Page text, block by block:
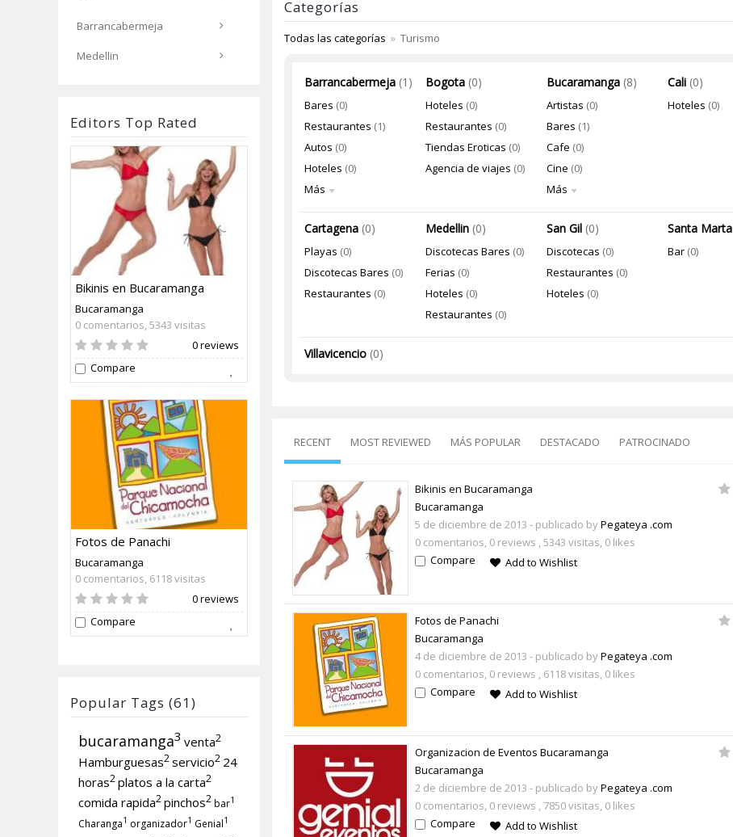
Barrancabermeja
Medellin
Editors Top Rated
Bikinis en Bucaramanga
Bucaramanga
0 comentarios, 5343 visitas
0 reviews
Compare
Fotos de Panachi
Bucaramanga
0 comentarios, 6118 visitas
0 reviews
Compare
Popular Tags (61)
bucaramanga3 venta2
Hamburguesas2servicio2 24
horas2platos a la carta2
comida rapida2pinchos2bar1
Charanga1 organizador1 Genial1
Categorías
Todas las categorías » Turismo
Barrancabermeja (1)
Bares (0)
Restaurantes (1)
Autos (0)
Hoteles (0)
Más
Bogota (0)
Hoteles (0)
Restaurantes (0)
Tiendas Eroticas (0)
Agencia de viajes (0)
Bucaramanga (8)
Artistas (0)
Bares (1)
Cafe (0)
Cine (0)
Más
Cali (0)
Hoteles (0)
Cartagena (0)
Playas (0)
Discotecas Bares (0)
Restaurantes (0)
Medellin (0)
Discotecas Bares (0)
Ferias (0)
Hoteles (0)
Restaurantes (0)
San Gil (0)
Discotecas (0)
Restaurantes (0)
Hoteles (0)
Santa Marta
Bar (0)
Villavicencio (0)
RECENT MOST REVIEWED MÁS POPULAR DESTACADO PATROCINADO
Bikinis en Bucaramanga
Bucaramanga
5 de diciembre de 2013 - publicado byPegateya .com
0 comentarios, 0 reviews , 5343 visitas, 0 likes
Compare
Add to Wishlist
Fotos de Panachi
Bucaramanga
4 de diciembre de 2013 - publicado byPegateya .com
0 comentarios, 0 reviews , 6118 visitas, 0 likes
Compare
Add to Wishlist
Organizacion de Eventos Bucaramanga
Bucaramanga
2 de diciembre de 2013 - publicado byPegateya .com
0 comentarios, 0 reviews , 7850 visitas, 0 likes
Compare
Add to Wishlist